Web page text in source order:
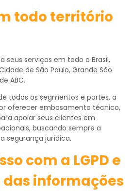
todo território
seus serviços em todo o Brasil,
de São Paulo, Grande São
ABC.
todos os segmentos e portes, a
oferecer embasamento técnico,
apoiar seus clientes em
buscando sempre a
segurança jurídica.
com a LGPD e
informações